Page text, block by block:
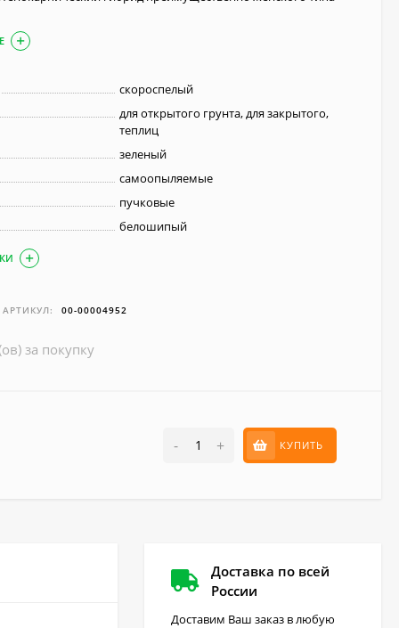
скороспелый
для открытого грунта, для закрытого,
теплиц
зеленый
самоопыляемые
пучковые
белошипый
АРТИКУЛ: 00-00004952
за покупку
- + КУПИТЬ
Доставка по всей
России
Доставим Ваш заказ в любую